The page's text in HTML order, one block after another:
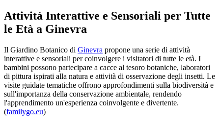
Attività Interattive e Sensoriali per Tutte
le Età a Ginevra
Il Giardino Botanico di Ginevra propone una serie di attività
interattive e sensoriali per coinvolgere i visitatori di tutte le età. I
bambini possono partecipare a cacce al tesoro botaniche, laboratori
di pittura ispirati alla natura e attività di osservazione degli insetti. Le
visite guidate tematiche offrono approfondimenti sulla biodiversità e
sull'importanza della conservazione ambientale, rendendo
l'apprendimento un'esperienza coinvolgente e divertente.
(familygo.eu)